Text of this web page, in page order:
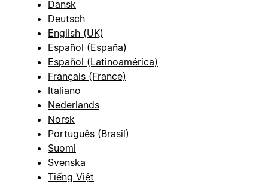
Dansk
Deutsch
English (UK)
Español (España)
Español (Latinoamérica)
Français (France)
Italiano
Nederlands
Norsk
Português (Brasil)
Suomi
Svenska
Tiếng Việt